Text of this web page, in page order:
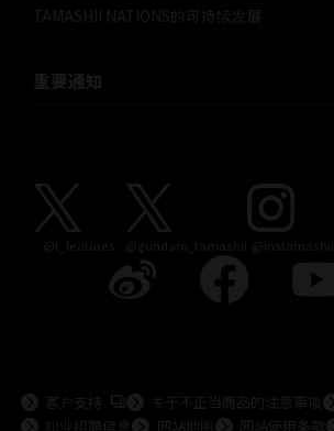
TAMASHII NATIONS的可持续发展
重要通知
@t_features @gundam_tamashii @instamashii
客户支持 到外部站点 (在新选项卡中打开)
关于不正当商品的注意事项
职业招聘信息
网站地图 网站使用条款